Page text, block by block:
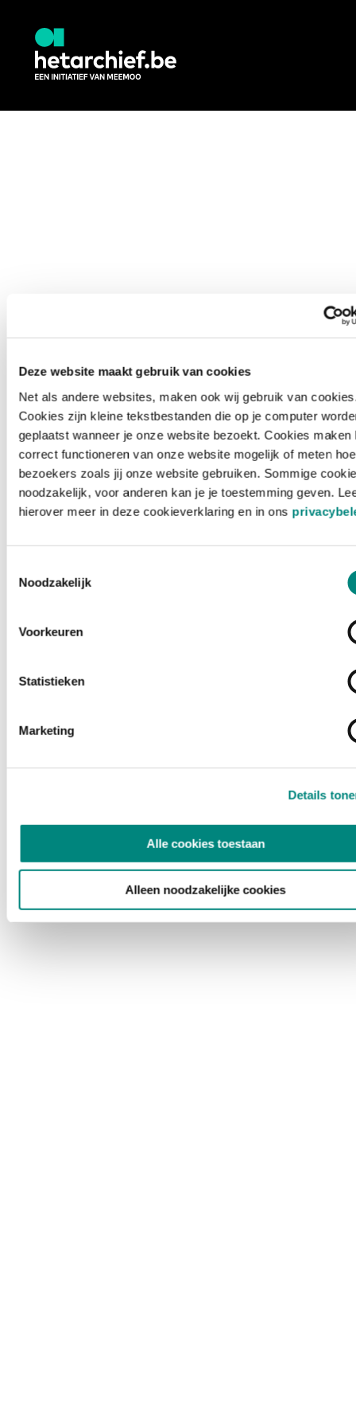
Deze website maakt gebruik van cookies
Net als andere websites, maken ook wij gebruik van
Cookies zijn kleine tekstbestanden die op je computer
geplaatst wanneer je onze website bezoekt. Cookies maken
correct functioneren van onze website mogelijk of meten hoe
bezoekers zoals jij onze website gebruiken. Sommige
noodzakelijk, voor anderen kan je je toestemming geven.
hierover meer in deze cookieverklaring en in ons
Noodzakelijk
Voorkeuren
Statistieken
Marketing
Details
Alle cookies toestaan
Alleen noodzakelijke cookies